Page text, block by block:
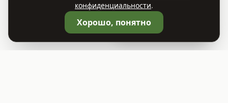
конфиденциальности.
Хорошо, понятно
🛒Корзина